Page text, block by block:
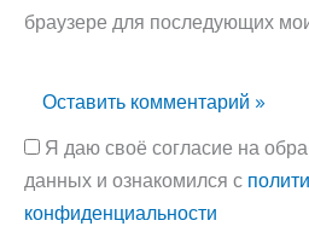
браузере для последующих
Я даю своё согласие на
данных и ознакомился с
конфиденциальности